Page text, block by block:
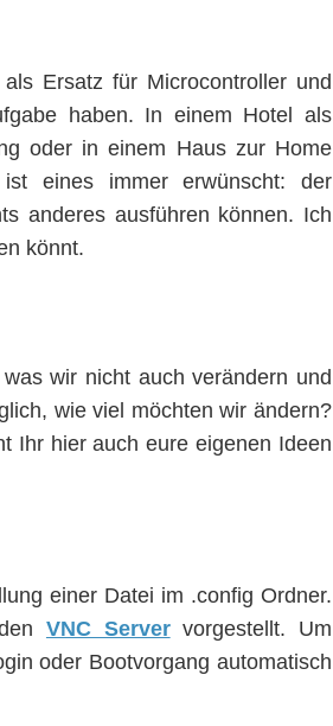
Ersatz für Microcontroller und
haben. In einem Hotel als
oder in einem Haus zur Home
eines immer erwünscht: der
anderes ausführen können. Ich
könnt.
wir nicht auch verändern und
wie viel möchten wir ändern?
Ihr hier auch eure eigenen Ideen
einer Datei im .config Ordner.
VNC Servervorgestellt. Um
oder Bootvorgang automatisch